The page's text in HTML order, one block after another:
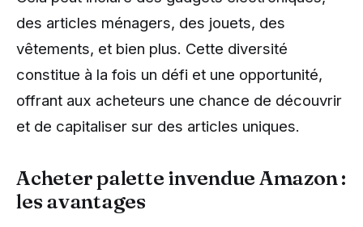
des articles ménagers, des jouets, des
vêtements, et bien plus. Cette diversité
constitue à la fois un défi et une opportunité,
offrant aux acheteurs une chance de découvrir
et de capitaliser sur des articles uniques.
Acheter palette invendue Amazon :
les avantages